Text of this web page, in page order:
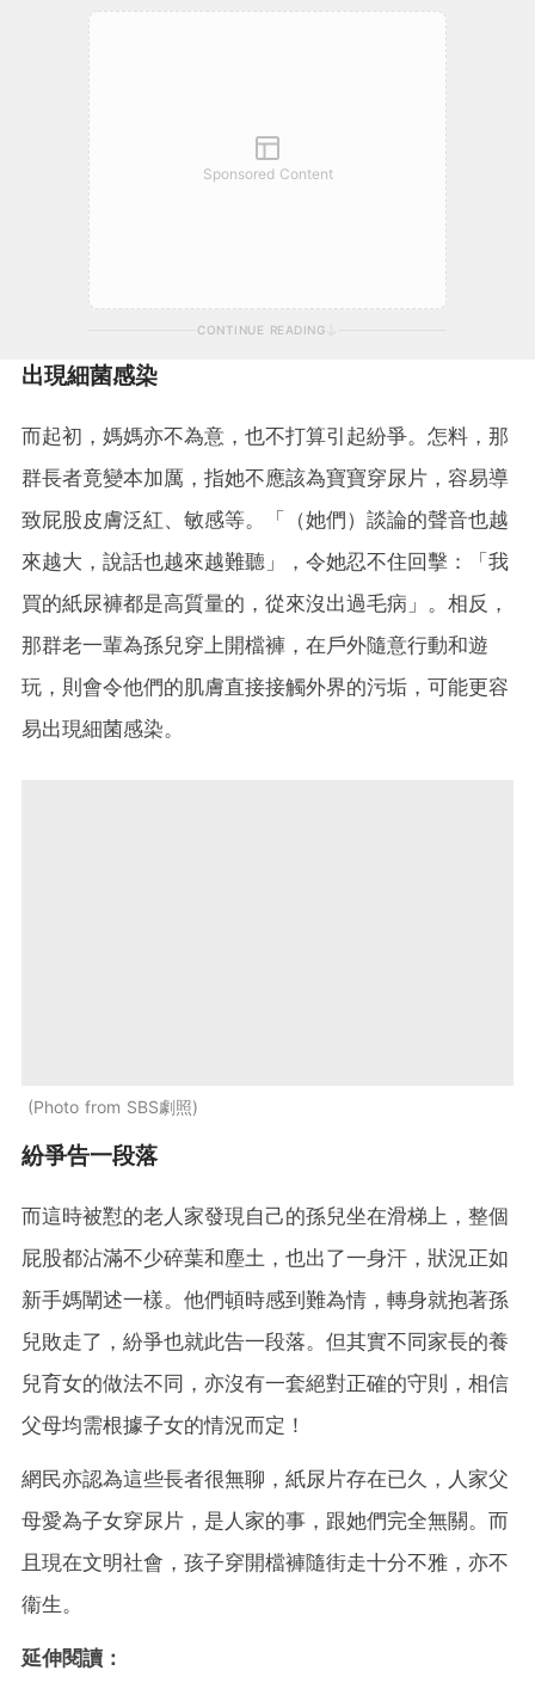
Sponsored Content
CONTINUE READING
出現細菌感染
而起初，媽媽亦不為意，也不打算引起紛爭。怎料，那
群長者竟變本加厲，指她不應該為寶寶穿尿片，容易導
致屁股皮膚泛紅、敏感等。「（她們）談論的聲音也越
來越大，說話也越來越難聽」，令她忍不住回擊：「我
買的紙尿褲都是高質量的，從來沒出過毛病」。相反，
那群老一輩為孫兒穿上開檔褲，在戶外隨意行動和遊
玩，則會令他們的肌膚直接接觸外界的污垢，可能更容
易出現細菌感染。
Photo from SBS劇照
紛爭告一段落
而這時被懟的老人家發現自己的孫兒坐在滑梯上，整個
屁股都沾滿不少碎葉和塵土，也出了一身汗，狀況正如
新手媽闡述一樣。他們頓時感到難為情，轉身就抱著孫
兒敗走了，紛爭也就此告一段落。但其實不同家長的養
兒育女的做法不同，亦沒有一套絕對正確的守則，相信
父母均需根據子女的情況而定！
網民亦認為這些長者很無聊，紙尿片存在已久，人家父
母愛為子女穿尿片，是人家的事，跟她們完全無關。而
且現在文明社會，孩子穿開檔褲隨街走十分不雅，亦不
衞生。
延伸閱讀：